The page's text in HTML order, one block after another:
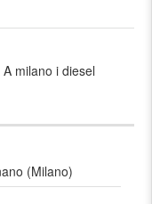
milano i diesel
(Milano)